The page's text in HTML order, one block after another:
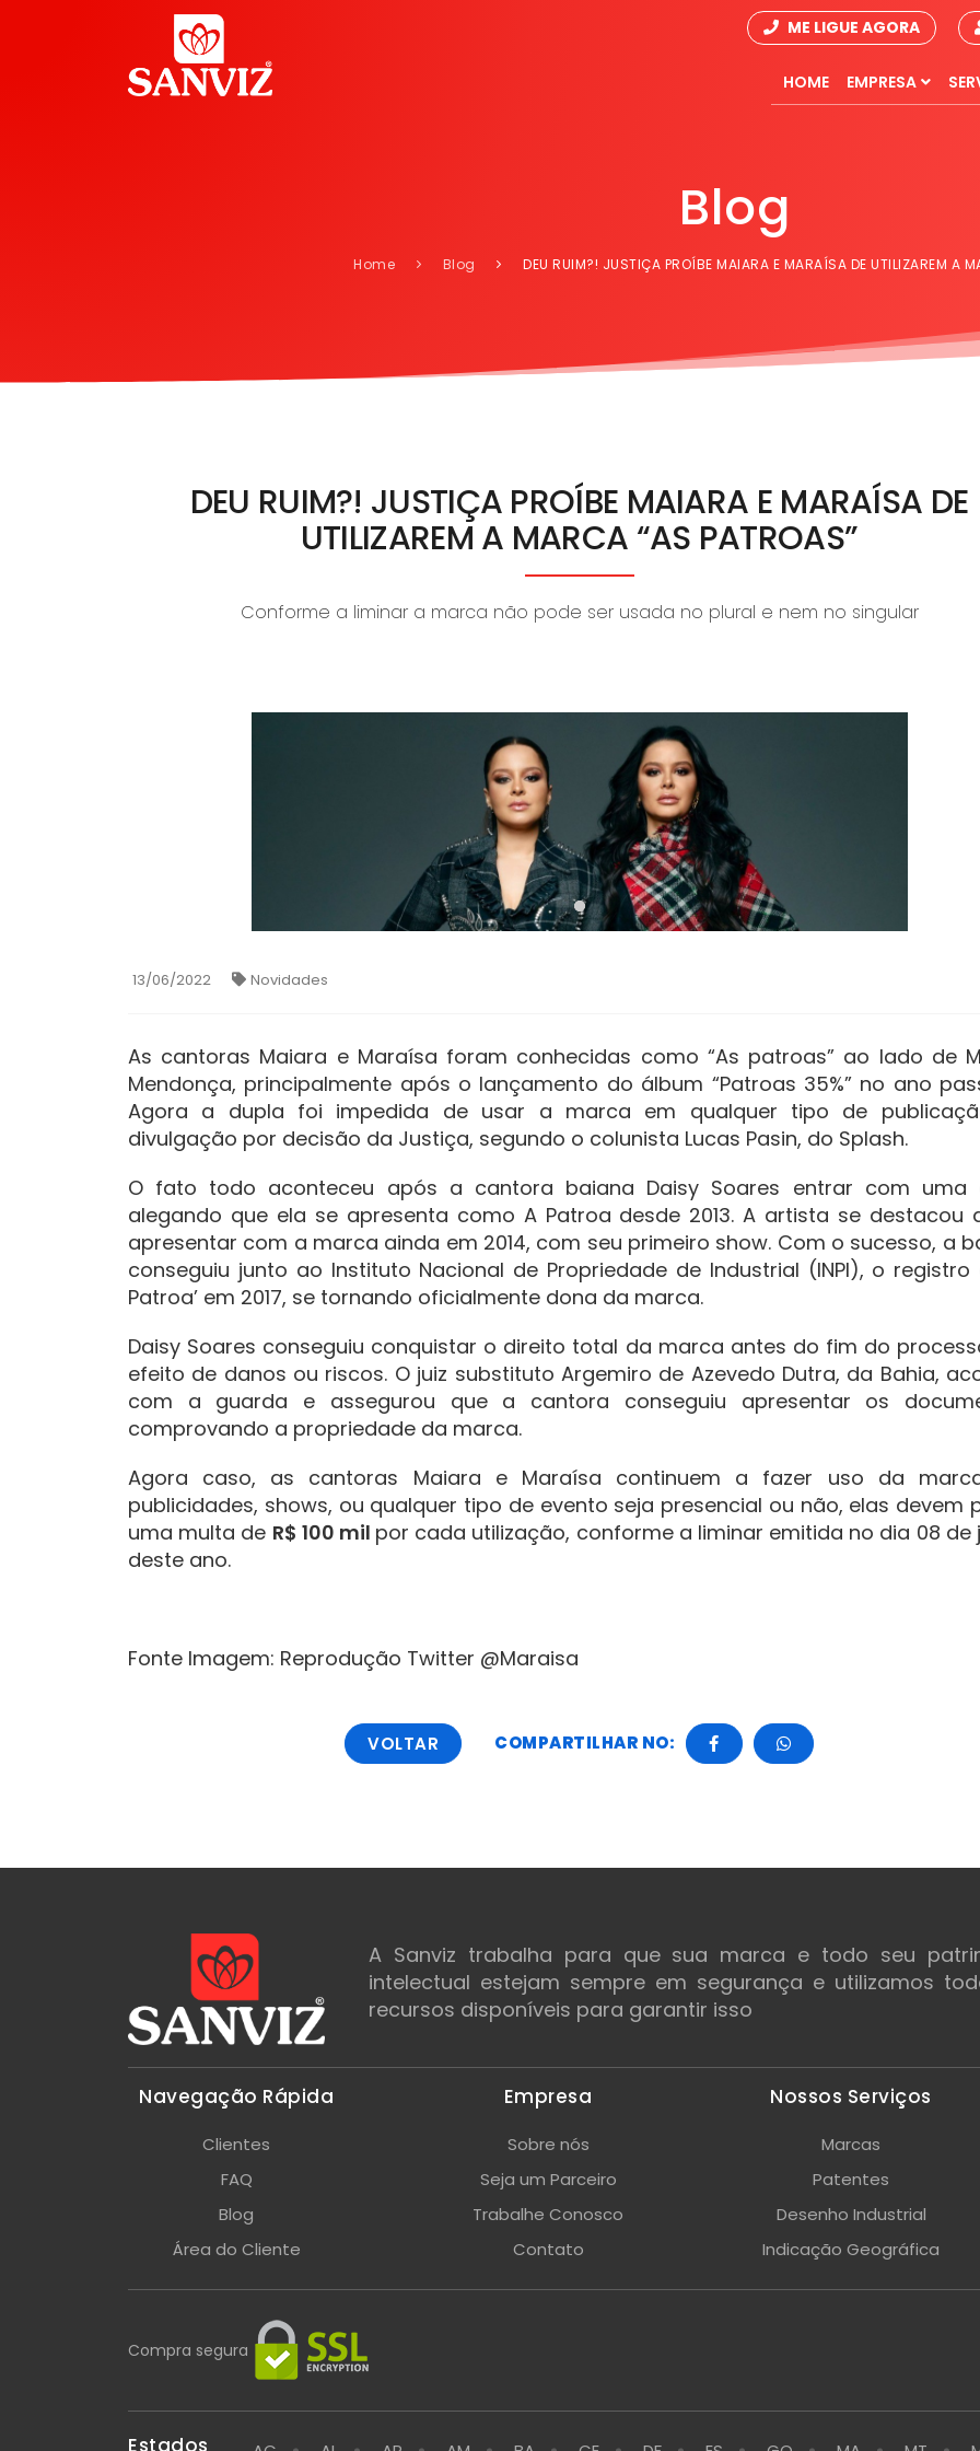
ME LIGUE AGORA
HOME EMPRESA
Blog
Home Blog DEU RUIM?! JUSTIÇA PROÍBE MAIARA E MARAÍSA DE UTILIZAREM A
DEU RUIM?! JUSTIÇA PROÍBE MAIARA E MARAÍSA DE
UTILIZAREM A MARCA “AS PATROAS”
Conforme a liminar a marca não pode ser usada no plural e nem no singular
13/06/2022 Novidades
As cantoras Maiara e Maraísa foram conhecidas como “As patroas” ao lado de
Mendonça, principalmente após o lançamento do álbum “Patroas 35%” no ano
Agora a dupla foi impedida de usar a marca em qualquer tipo de
divulgação por decisão da Justiça, segundo o colunista Lucas Pasin, do Splash.
O fato todo aconteceu após a cantora baiana Daisy Soares entrar com uma
alegando que ela se apresenta como A Patroa desde 2013. A artista se destacou
apresentar com a marca ainda em 2014, com seu primeiro show. Com o sucesso, a
conseguiu junto ao Instituto Nacional de Propriedade de Industrial (INPI), o registro
Patroa’ em 2017, se tornando oficialmente dona da marca.
Daisy Soares conseguiu conquistar o direito total da marca antes do fim do
efeito de danos ou riscos. O juiz substituto Argemiro de Azevedo Dutra, da Bahia,
com a guarda e assegurou que a cantora conseguiu apresentar os
comprovando a propriedade da marca.
Agora caso, as cantoras Maiara e Maraísa continuem a fazer uso da
publicidades, shows, ou qualquer tipo de evento seja presencial ou não, elas devem
uma multa de R$ 100 mil por cada utilização, conforme a liminar emitida no dia 08 de
deste ano.
Fonte Imagem: Reprodução Twitter @Maraisa
VOLTAR COMPARTILHAR NO:
A Sanviz trabalha para que sua marca e todo seu
intelectual estejam sempre em segurança e utilizamos
recursos disponíveis para garantir isso
Navegação Rápida
Clientes
FAQ
Blog
Área do Cliente
Empresa
Sobre nós
Seja um Parceiro
Trabalhe Conosco
Contato
Nossos Serviços
Marcas
Patentes
Desenho Industrial
Indicação Geográfica
Compra segura
Estados